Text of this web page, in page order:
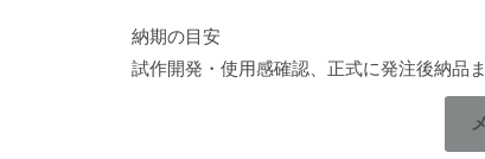
納期の目安
試作開発・使用感確認、正式に発注後納品